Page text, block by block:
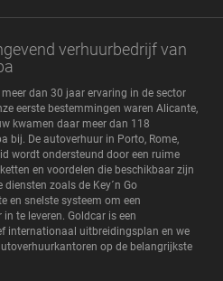
verhuurbedrijf van
dan 30 jaar ervaring in de sector
eerste bestemmingen waren Alicante,
kwamen daar meer dan 118
bij. De autoverhuur in Porto, Rome,
wordt ondersteund door een ruime
en voordelen die beschikbaar zijn
zoals de Key´n Go
en snelste systeem om een
te leveren. Goldcar is een
internationaal uitbreidingsplan en we
op de belangrijkste